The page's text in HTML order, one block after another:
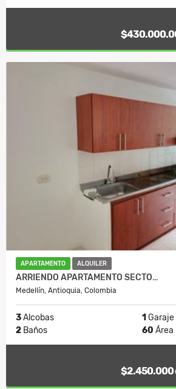
APARTAMENTO ALQUILER
ARRIENDO APARTAMENTO SECTO…
Medellín, Antioquia, Colombia
3Alcobas 1 Garaje
2 Baños 60 Área
$2.450.000